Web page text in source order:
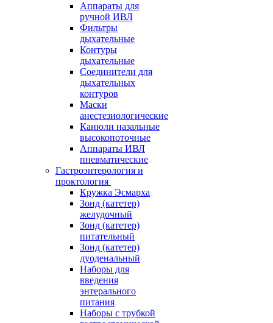
Аппараты для
ручной ИВЛ
Фильтры
дыхательные
Контуры
дыхательные
Соединители для
дыхательных
контуров
Маски
анестезиологические
Канюли назальные
высокопоточные
Аппараты ИВЛ
пневматические
Гастроэнтерология и
проктология
Кружка Эсмарха
Зонд (катетер)
желудочный
Зонд (катетер)
питательный
Зонд (катетер)
дуоденальный
Наборы для
введения
энтерального
питания
Наборы с трубкой